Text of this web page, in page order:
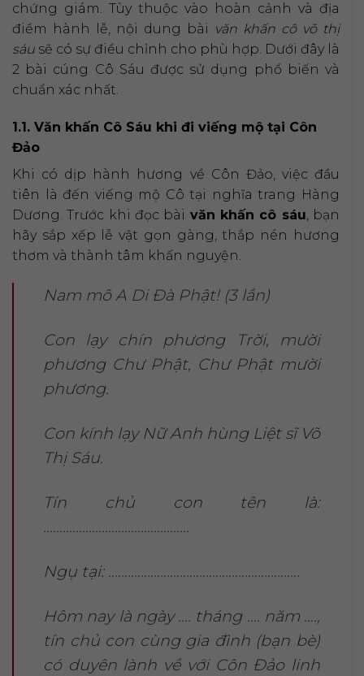
chứng giám. Tùy thuộc vào hoàn cảnh và địa
điểm hành lễ, nội dung bài văn khấn cô võ thị
sáu sẽ có sự điều chỉnh cho phù hợp. Dưới đây là
2 bài cúng Cô Sáu được sử dụng phổ biến và
chuẩn xác nhất.
1.1. Văn khấn Cô Sáu khi đi viếng mộ tại Côn
Đảo
Khi có dịp hành hương về Côn Đảo, việc đầu
tiên là đến viếng mộ Cô tại nghĩa trang Hàng
Dương. Trước khi đọc bài văn khấn cô sáu, bạn
hãy sắp xếp lễ vật gọn gàng, thắp nén hương
thơm và thành tâm khấn nguyện.
Nam mô A Di Đà Phật! (3 lần)
Con lạy chín phương Trời, mười
phương Chư Phật, Chư Phật mười
phương.
Con kính lạy Nữ Anh hùng Liệt sĩ Võ
Thị Sáu.
Tín chủ con tên là:
………………………………………
Ngụ tại: …………………………………………………..
Hôm nay là ngày …. tháng …. năm ….,
tín chủ con cùng gia đình (bạn bè)
có duyên lành về với Côn Đảo linh